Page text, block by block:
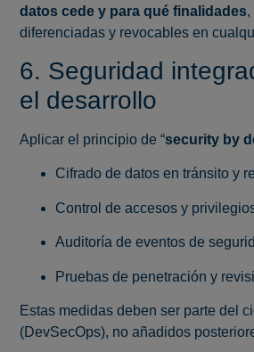
datos cede y para qué finalidades,
diferenciadas y revocables en
6. Seguridad
el desarrollo
Aplicar el principio de “security by
Cifrado de datos en tránsito y
Control de accesos y
Auditoría de eventos de
Pruebas de penetración y
Estas medidas deben ser parte del
(DevSecOps), no añadidos